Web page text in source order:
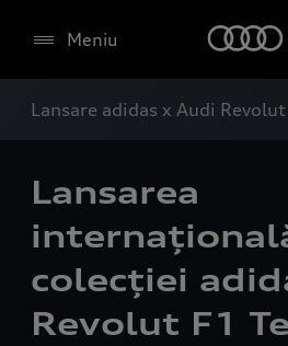
Meniu
Lansare adidas x Audi
Lansarea
colecției
Revolut F1